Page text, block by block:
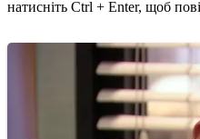
натисніть Ctrl + Enter, щоб